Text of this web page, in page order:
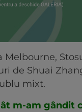
de Shuai
mixt.
m-am gândit